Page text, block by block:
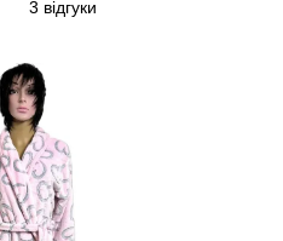
3 відгуки